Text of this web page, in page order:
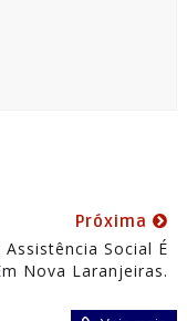
Próxima
Social É
Nova Laranjeiras.